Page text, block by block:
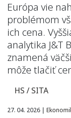
Európa vie
problémom
ich cena.
analytika J&T
znamená
môže tlačiť
HS / SITA
27. 04. 2026 |